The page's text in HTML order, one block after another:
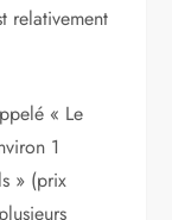
relativement
« Le
1
» (prix